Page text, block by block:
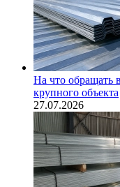
На что обращать
крупного объекта
27.07.2026